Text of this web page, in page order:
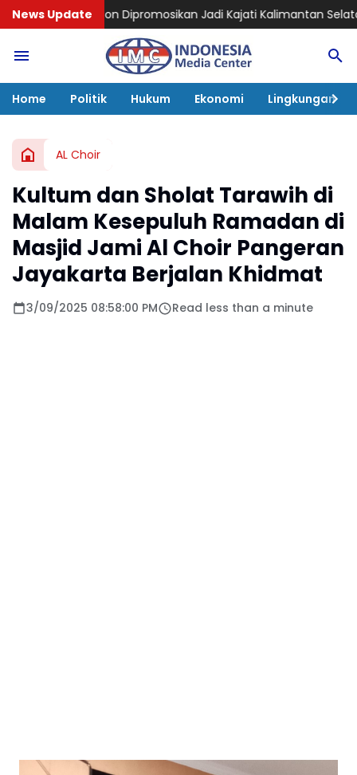
News Update
Dipromosikan Jadi Kajati Kalimantan Selatan, Bawa
Home Politik Hukum Ekonomi Lingkungan
AL Choir
Kultum dan Sholat Tarawih di
Malam Kesepuluh Ramadan di
Masjid Jami Al Choir Pangeran
Jayakarta Berjalan Khidmat
3/09/2025 08:58:00 PM Read less than a minute